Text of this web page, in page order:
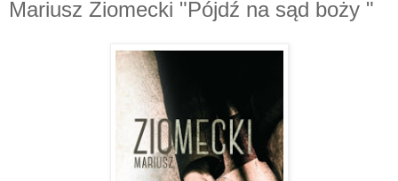
Mariusz Ziomecki "Pójdź na sąd boży "